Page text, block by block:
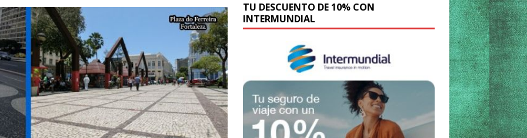
La historia de la misteriosa avioneta de la playa
JAMAICA
moverse en Seychelles de manera sostenible
SEYCHELLES
Manama. La capital de Baréin
BARÉIN
El barrio más castizo de Malabo GUINEA ECUATORIAL
TU DESCUENTO DE 10% CON
INTERMUNDIAL